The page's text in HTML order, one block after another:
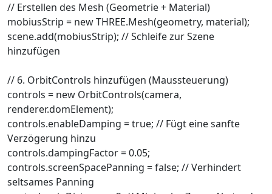
// Erstellen des Mesh (Geometrie + Material)
mobiusStrip = new THREE.Mesh(geometry, material);
scene.add(mobiusStrip); // Schleife zur Szene
hinzufügen
// 6. OrbitControls hinzufügen (Maussteuerung)
controls = new OrbitControls(camera,
renderer.domElement);
controls.enableDamping = true; // Fügt eine sanfte
Verzögerung hinzu
controls.dampingFactor = 0.05;
controls.screenSpacePanning = false; // Verhindert
seltsames Panning